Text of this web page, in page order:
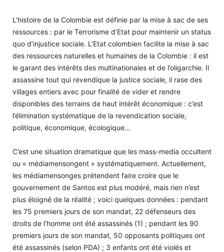
L’histoire de la Colombie est définie par la mise à sac de ses
ressources : par le Terrorisme d’Etat pour maintenir un status
quo d’injustice sociale. L’Etat colombien facilite la mise à sac
des ressources naturelles et humaines de la Colombie : il est
le garant des intérêts des multinationales et de l’oligarchie. Il
assassine tout qui revendique la justice sociale, il rase des
villages entiers avec pour finalité de vider et rendre
disponibles des terrains de haut intérêt économique : c’est
l’élimination systématique de la revendication sociale,
politique, économique, écologique…
C’est une situation dramatique que les mass-media occultent
ou « médiamensongent » systématiquement. Actuellement,
les médiamensonges prétendent faire croire que le
gouvernement de Santos est plus modéré, mais rien n’est
plus éloigné de la réalité ; voici quelques données : pendant
les 75 premiers jours de son mandat, 22 défenseurs des
droits de l’homme ont été assassinés (1) ; pendant les 90
premiers jours de son mandat, 50 opposants politiques ont
été assassinés (selon PDA) ; 3 enfants ont été violés et